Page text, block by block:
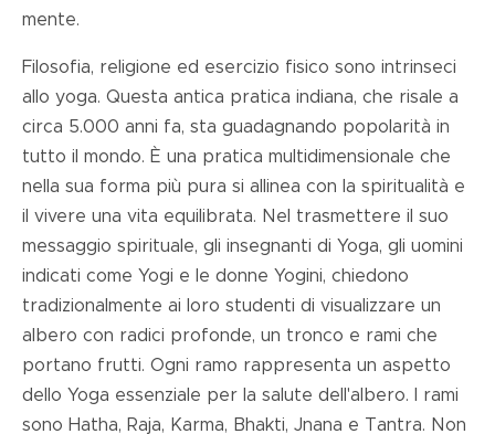
mente.
Filosofia, religione ed esercizio fisico sono intrinseci
allo yoga. Questa antica pratica indiana, che risale a
circa 5.000 anni fa, sta guadagnando popolarità in
tutto il mondo. È una pratica multidimensionale che
nella sua forma più pura si allinea con la spiritualità e
il vivere una vita equilibrata. Nel trasmettere il suo
messaggio spirituale, gli insegnanti di Yoga, gli uomini
indicati come Yogi e le donne Yogini, chiedono
tradizionalmente ai loro studenti di visualizzare un
albero con radici profonde, un tronco e rami che
portano frutti. Ogni ramo rappresenta un aspetto
dello Yoga essenziale per la salute dell'albero. I rami
sono Hatha, Raja, Karma, Bhakti, Jnana e Tantra. Non